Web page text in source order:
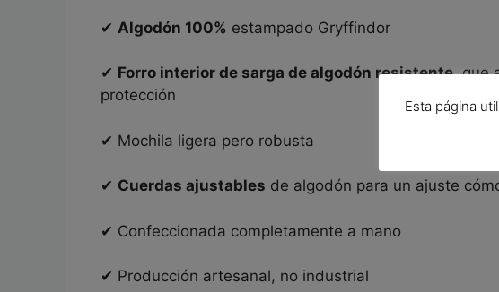
✔ Algodón 100% estampado Gryffindor
✔ Forro interior de sarga de algodón resistente, que
protección
✔ Mochila ligera pero robusta
✔ Cuerdas ajustables de algodón para un ajuste
✔ Confeccionada completamente a mano
✔ Producción artesanal, no industrial
Esta página